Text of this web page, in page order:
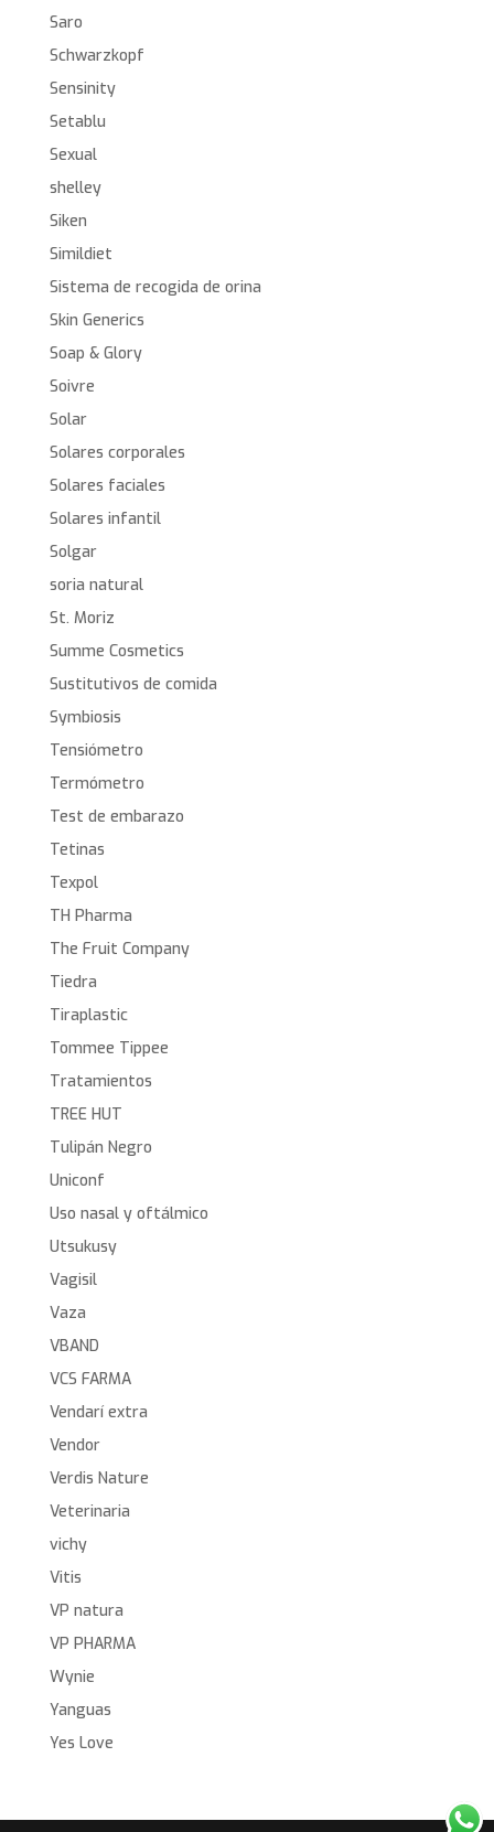
Saro
Schwarzkopf
Sensinity
Setablu
Sexual
shelley
Siken
Simildiet
Sistema de recogida de orina
Skin Generics
Soap & Glory
Soivre
Solar
Solares corporales
Solares faciales
Solares infantil
Solgar
soria natural
St. Moriz
Summe Cosmetics
Sustitutivos de comida
Symbiosis
Tensiómetro
Termómetro
Test de embarazo
Tetinas
Texpol
TH Pharma
The Fruit Company
Tiedra
Tiraplastic
Tommee Tippee
Tratamientos
TREE HUT
Tulipán Negro
Uniconf
Uso nasal y oftálmico
Utsukusy
Vagisil
Vaza
VBAND
VCS FARMA
Vendarí extra
Vendor
Verdis Nature
Veterinaria
vichy
Vitis
VP natura
VP PHARMA
Wynie
Yanguas
Yes Love